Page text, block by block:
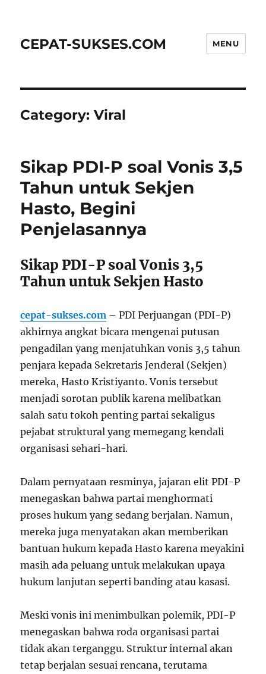
CEPAT-SUKSES.COM MENU
Category:Viral
Sikap PDI-P soal Vonis 3,5
Tahun untuk Sekjen
Hasto, Begini
Penjelasannya
Sikap PDI-P soal Vonis 3,5
Tahun untuk Sekjen Hasto
cepat-sukses.com – PDI Perjuangan (PDI-P)
akhirnya angkat bicara mengenai putusan
pengadilan yang menjatuhkan vonis 3,5 tahun
penjara kepada Sekretaris Jenderal (Sekjen)
mereka, Hasto Kristiyanto. Vonis tersebut
menjadi sorotan publik karena melibatkan
salah satu tokoh penting partai sekaligus
pejabat struktural yang memegang kendali
organisasi sehari-hari.
Dalam pernyataan resminya, jajaran elit PDI-P
menegaskan bahwa partai menghormati
proses hukum yang sedang berjalan. Namun,
mereka juga menyatakan akan memberikan
bantuan hukum kepada Hasto karena meyakini
masih ada peluang untuk melakukan upaya
hukum lanjutan seperti banding atau kasasi.
Meski vonis ini menimbulkan polemik, PDI-P
menegaskan bahwa roda organisasi partai
tidak akan terganggu. Struktur internal akan
tetap berjalan sesuai rencana, terutama